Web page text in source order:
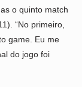
o quinto match
“No primeiro,
game. Eu me
do jogo foi